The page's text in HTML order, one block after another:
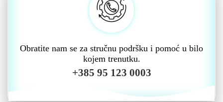
Obratite nam se za stručnu podršku i pomoć u bilo
kojem trenutku.
+385 95 123 0003